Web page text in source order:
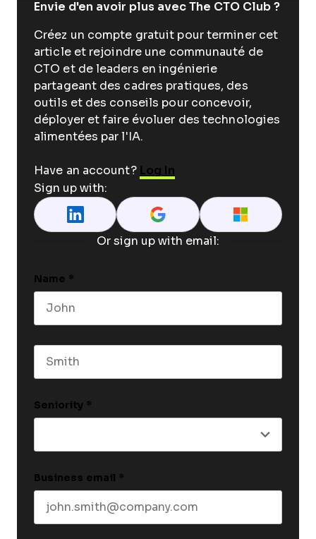
Envie d'en avoir plus avec The CTO Club ?
Créez un compte gratuit pour terminer cet
article et rejoindre une communauté de
CTO et de leaders en ingénierie
partageant des cadres pratiques, des
outils et des conseils pour concevoir,
déployer et faire évoluer des technologies
alimentées par l'IA.
Have an account? Log In
Sign up with:
Or sign up with email:
Name *
Seniority *
Business email *